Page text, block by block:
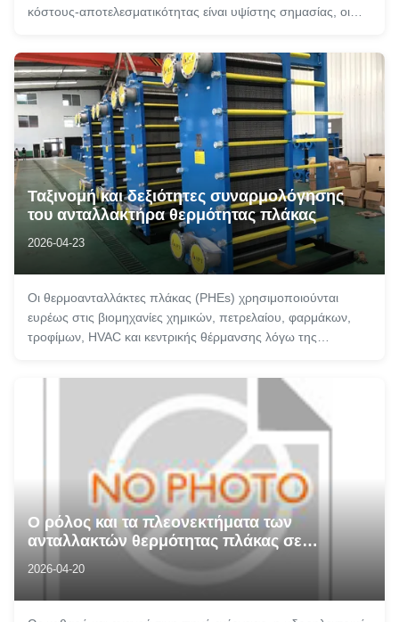
κόστους-αποτελεσματικότητας είναι υψίστης σημασίας, οι
αφανείς ήρωες. Αυτές οι εξειδικευμένες συσκευές
διευκολύνουν τη μεταφορά θερμι...
Ταξινομή και δεξιότητες συναρμολόγησης
του ανταλλακτήρα θερμότητας πλάκας
2026-04-23
Οι θερμοανταλλάκτες πλάκας (PHEs) χρησιμοποιούνται
ευρέως στις βιομηχανίες χημικών, πετρελαίου, φαρμάκων,
τροφίμων, HVAC και κεντρικής θέρμανσης λόγω της
θερμότητας και μικρό πάτωμαΗ απόδοσή τους και η
δυνατότητά τους εφαρμογής ποικίλλουν σημαντικά α...
Ο ρόλος και τα πλεονεκτήματα των
ανταλλακτών θερμότητας πλάκας σε
σταθμούς ανταλλαγής θερμότητας
υδροηλεκτρικών σταθμών
2026-04-20